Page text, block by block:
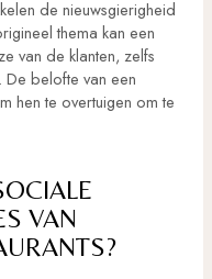
de nieuwsgierigheid
thema kan een
van de klanten, zelfs
De belofte van een
hen te overtuigen om te
VAN